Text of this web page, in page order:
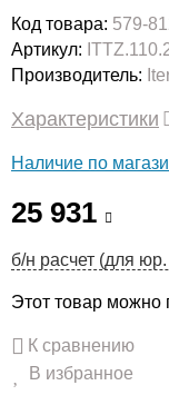
Код товара: 579-
Артикул:
Производитель:
Характеристики
Наличие по
25 931
б/н расчет (для
Этот товар можно
К сравнению
В избранное